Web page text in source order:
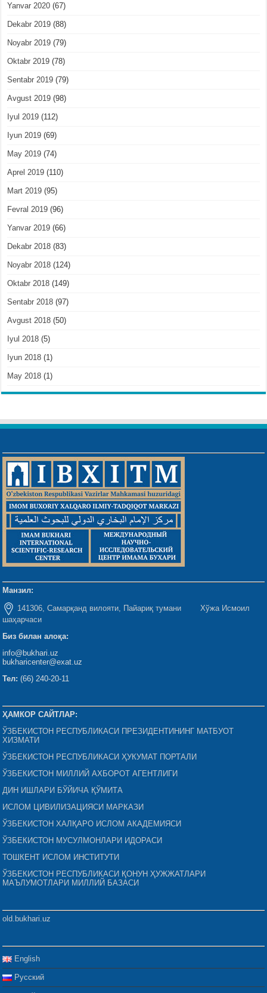
Yanvar 2020 (67)
Dekabr 2019 (88)
Noyabr 2019 (79)
Oktabr 2019 (78)
Sentabr 2019 (79)
Avgust 2019 (98)
Iyul 2019 (112)
Iyun 2019 (69)
May 2019 (74)
Aprel 2019 (110)
Mart 2019 (95)
Fevral 2019 (96)
Yanvar 2019 (66)
Dekabr 2018 (83)
Noyabr 2018 (124)
Oktabr 2018 (149)
Sentabr 2018 (97)
Avgust 2018 (50)
Iyul 2018 (5)
Iyun 2018 (1)
May 2018 (1)
Манзил:
141306, Самарқанд вилояти, Пайариқ тумани Хўжа Исмоил
шаҳарчаси
Биз билан алоқа:
info@bukhari.uz
bukharicenter@exat.uz
Тел: (66) 240-20-11
ҲАМКОР САЙТЛАР:
ЎЗБЕКИСТОН РЕСПУБЛИКАСИ ПРЕЗИДЕНТИНИНГ МАТБУОТ
ХИЗМАТИ
ЎЗБЕКИСТОН РЕСПУБЛИКАСИ ҲУКУМАТ ПОРТАЛИ
ЎЗБЕКИСТОН МИЛЛИЙ АХБОРОТ АГЕНТЛИГИ
ДИН ИШЛАРИ БЎЙИЧА ҚЎМИТА
ИСЛОМ ЦИВИЛИЗАЦИЯСИ МАРКАЗИ
ЎЗБЕКИСТОН ХАЛҚАРО ИСЛОМ АКАДЕМИЯСИ
ЎЗБЕКИСТОН МУСУЛМОНЛАРИ ИДОРАСИ
ТОШКЕНТ ИСЛОМ ИНСТИТУТИ
ЎЗБЕКИСТОН РЕСПУБЛИКАСИ ҚОНУН ҲУЖЖАТЛАРИ
МАЪЛУМОТЛАРИ МИЛЛИЙ БАЗАСИ
old.bukhari.uz
English
Русский